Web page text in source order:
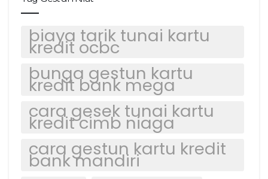
biaya tarik tunai kartu
kredit ocbc
bunga gestun kartu
kredit bank mega
cara gesek tunai kartu
kredit cimb niaga
cara gestun kartu kredit
bank mandiri